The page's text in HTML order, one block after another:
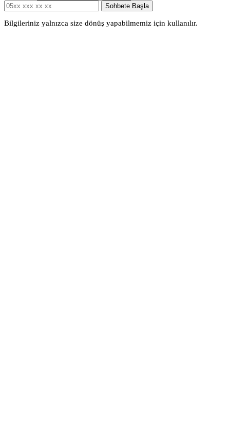
Sohbete Başla
Bilgileriniz yalnızca size dönüş yapabilmemiz için kullanılır.